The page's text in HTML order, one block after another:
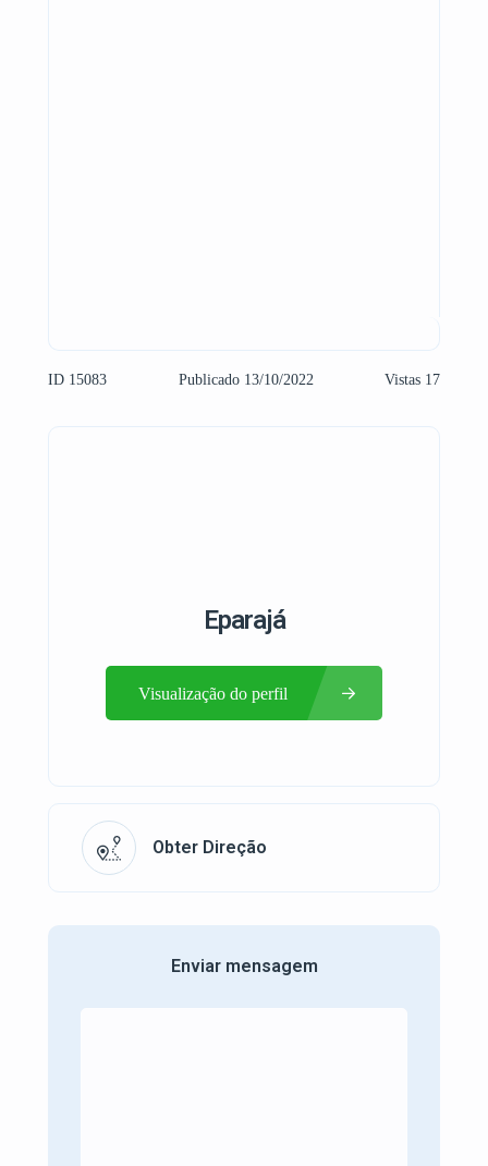
ID 15083 Publicado 13/10/2022 Vistas 17
Eparajá
Visualização do perfil
Obter Direção
Enviar mensagem